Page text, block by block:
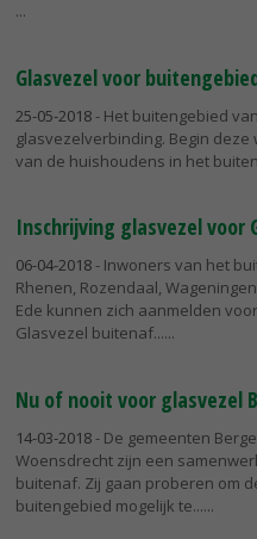
Glasvezel voor
25-05-2018- Het buitengebied
glasvezelverbinding. Begin
van de huishoudens in het
Inschrijving glasvezel voor
06-04-2018- Inwoners van het
Rhenen, Rozendaal,
Ede kunnen zich aanmelden
Glasvezel buitenaf...
Nu of nooit voor glasvezel
14-03-2018- De gemeenten
Woensdrecht zijn een
buitenaf. Zij gaan proberen om
buitengebied mogelijk te...